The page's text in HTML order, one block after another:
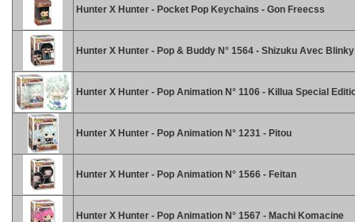
Hunter X Hunter - Pocket Pop Keychains - Gon Freecss
Hunter X Hunter - Pop & Buddy N° 1564 - Shizuku Avec Blinky
Hunter X Hunter - Pop Animation N° 1106 - Killua Special
Hunter X Hunter - Pop Animation N° 1231 - Pitou
Hunter X Hunter - Pop Animation N° 1566 - Feitan
Hunter X Hunter - Pop Animation N° 1567 - Machi Komacine